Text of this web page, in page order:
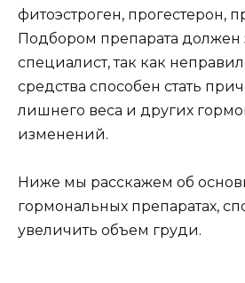
фитоэстроген, прогестерон,
Подбором препарата должен
специалист, так как
средства способен стать
лишнего веса и других
изменений.
Ниже мы расскажем об
гормональных препаратах,
увеличить объем груди.